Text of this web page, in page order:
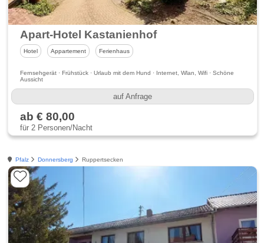
Apart-Hotel Kastanienhof
Hotel Appartement Ferienhaus
Fernsehgerät · Frühstück · Urlaub mit dem Hund · Internet, Wlan, Wifi · Schöne
Aussicht
auf Anfrage
ab € 80,00
für 2 Personen/Nacht
Pfalz Donnersberg Ruppertsecken